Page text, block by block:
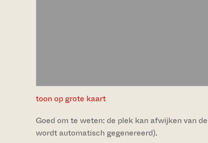
toon op grote kaart
Goed om te weten: de plek kan afwijken van
wordt automatisch gegenereerd).